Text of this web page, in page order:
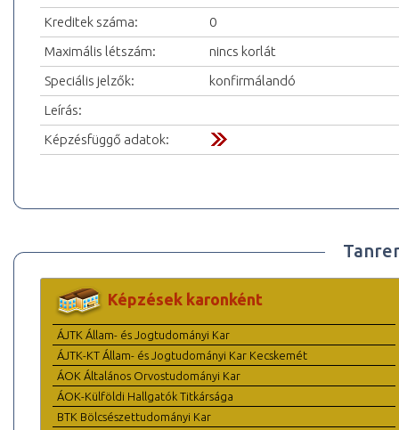
Kreditek száma:
0
Maximális létszám:
nincs korlát
Speciális jelzők:
konfirmálandó
Leírás:
Képzésfüggő adatok:
Képzések karonként
ÁJTK Állam- és Jogtudományi Kar
ÁJTK-KT Állam- és Jogtudományi Kar Kecskemét
ÁOK Általános Orvostudományi Kar
ÁOK-Külföldi Hallgatók Titkársága
BTK Bölcsészettudományi Kar